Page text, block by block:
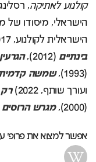
קולנוע לאתיקה,
הישראלי, מיסודו של
הישראלית לקולנוע, 2017. בין סרטיו: (עלילתיים) –
בינתיים (2012),
(1993),
שמשה
ועורך שותף, 2022)
(2000),
מגרש הרוסים
אפשר למצוא את פרופ'